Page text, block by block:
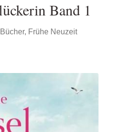
Band 1
Bücher, Frühe Neuzeit